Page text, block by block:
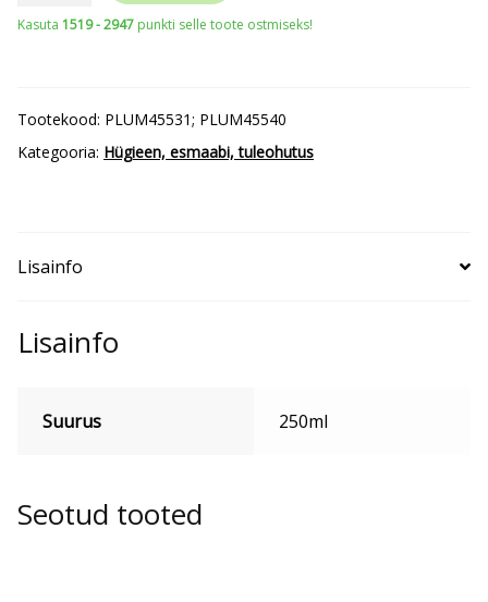
Kasuta 1519 - 2947 punkti selle toote ostmiseks!
Tootekood: PLUM45531; PLUM45540
Kategooria: Hügieen, esmaabi, tuleohutus
Lisainfo
Lisainfo
Suurus 250ml
Seotud tooted